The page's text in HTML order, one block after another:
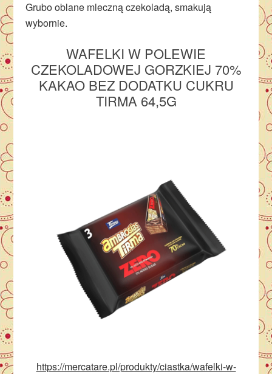
Grubo oblane mleczną czekoladą, smakują
wybornie.
WAFELKI W POLEWIE
CZEKOLADOWEJ GORZKIEJ 70%
KAKAO BEZ DODATKU CUKRU
TIRMA 64,5G
https://mercatare.pl/produkty/ciastka/wafelki-w-